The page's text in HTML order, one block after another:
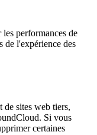
performances de
de l'expérience des
de sites web tiers,
Si vous
certaines